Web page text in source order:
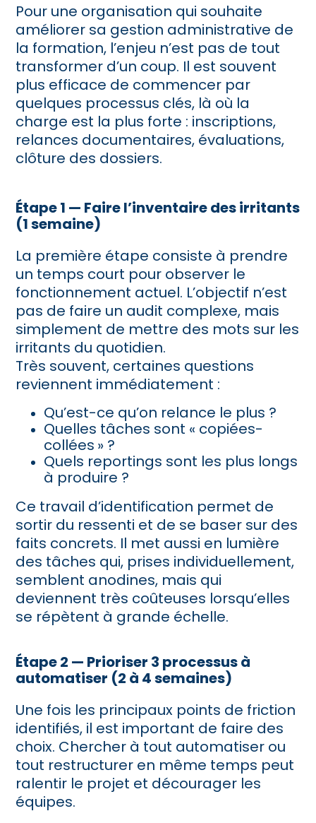
Pour une organisation qui souhaite
améliorer sa gestion administrative de
la formation, l’enjeu n’est pas de tout
transformer d’un coup. Il est souvent
plus efficace de commencer par
quelques processus clés, là où la
charge est la plus forte : inscriptions,
relances documentaires, évaluations,
clôture des dossiers.
Étape 1 — Faire l’inventaire des irritants
(1 semaine)
La première étape consiste à prendre
un temps court pour observer le
fonctionnement actuel. L’objectif n’est
pas de faire un audit complexe, mais
simplement de mettre des mots sur les
irritants du quotidien.
Très souvent, certaines questions
reviennent immédiatement :
Qu’est-ce qu’on relance le plus ?
Quelles tâches sont « copiées-
collées » ?
Quels reportings sont les plus longs
à produire ?
Ce travail d’identification permet de
sortir du ressenti et de se baser sur des
faits concrets. Il met aussi en lumière
des tâches qui, prises individuellement,
semblent anodines, mais qui
deviennent très coûteuses lorsqu’elles
se répètent à grande échelle.
Étape 2 — Prioriser 3 processus à
automatiser (2 à 4 semaines)
Une fois les principaux points de friction
identifiés, il est important de faire des
choix. Chercher à tout automatiser ou
tout restructurer en même temps peut
ralentir le projet et décourager les
équipes.